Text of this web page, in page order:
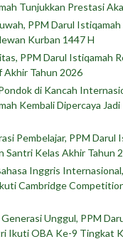
Tunjukkan Prestasi
PPM Darul Istiqamah
Kurban 1447 H
PPM Darul Istiqamah
Akhir Tahun 2026
di Kancah
Kembali Dipercaya
Pembelajar, PPM Darul
Santri Kelas Akhir Tahun
Inggris
Cambridge
Unggul, PPM
Ikuti OBA Ke-9 Tingkat